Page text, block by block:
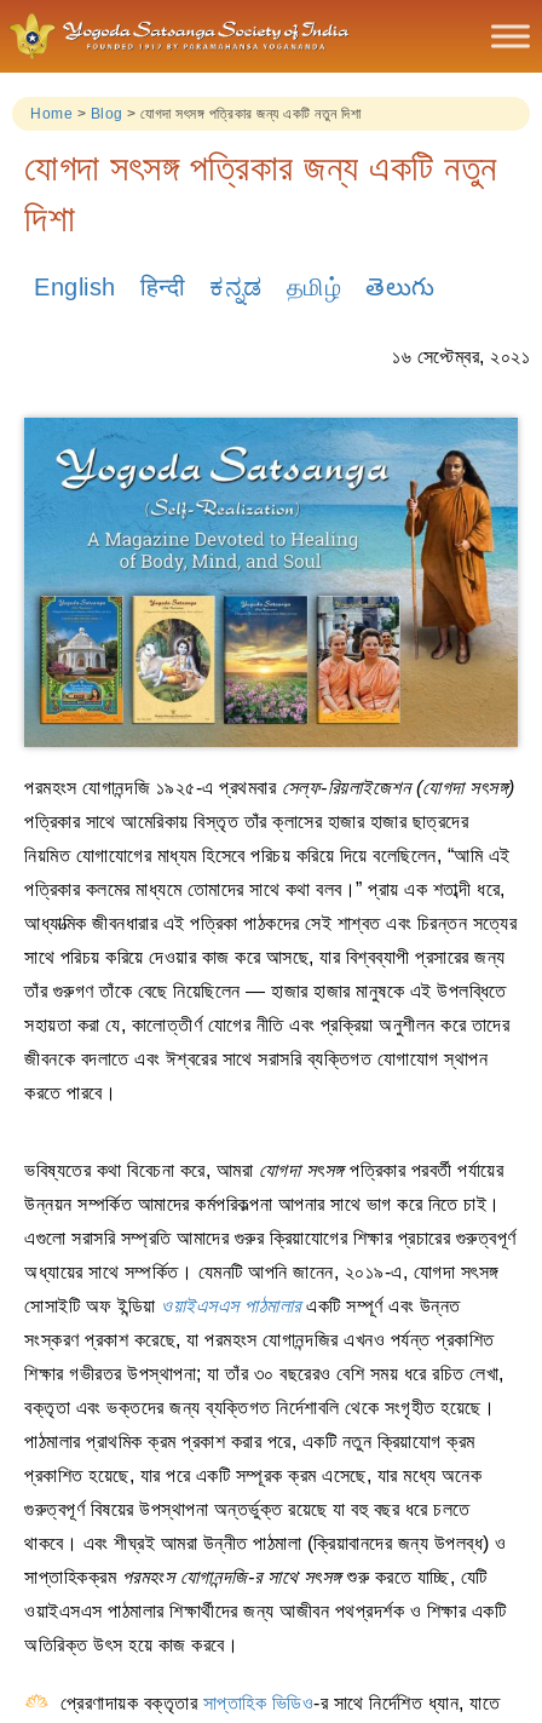
Home > Blog > যোগদা সৎসঙ্গ পত্রিকার জন্য একটি নতুন দিশা
যোগদা সৎসঙ্গ পত্রিকার জন্য একটি নতুন
দিশা
English हिन्दी ಕನ್ನಡ தமிழ் తెలుగు
১৬ সেপ্টেম্বর, ২০২১
পরমহংস যোগানন্দজি ১৯২৫-এ প্রথমবার সেল্ফ-রিয়লাইজেশন (যোগদা সৎসঙ্গ)
পত্রিকার সাথে আমেরিকায় বিস্তৃত তাঁর ক্লাসের হাজার হাজার ছাত্রদের
নিয়মিত যোগাযোগের মাধ্যম হিসেবে পরিচয় করিয়ে দিয়ে বলেছিলেন, “আমি এই
পত্রিকার কলমের মাধ্যমে তোমাদের সাথে কথা বলব।” প্রায় এক শতাব্দী ধরে,
আধ্যাত্মিক জীবনধারার এই পত্রিকা পাঠকদের সেই শাশ্বত এবং চিরন্তন সত্যের
সাথে পরিচয় করিয়ে দেওয়ার কাজ করে আসছে, যার বিশ্বব্যাপী প্রসারের জন্য
তাঁর গুরুগণ তাঁকে বেছে নিয়েছিলেন — হাজার হাজার মানুষকে এই উপলব্ধিতে
সহায়তা করা যে, কালোত্তীর্ণ যোগের নীতি এবং প্রক্রিয়া অনুশীলন করে তাদের
জীবনকে বদলাতে এবং ঈশ্বরের সাথে সরাসরি ব্যক্তিগত যোগাযোগ স্থাপন
করতে পারবে।
ভবিষ্যতের কথা বিবেচনা করে, আমরা যোগদা সৎসঙ্গপত্রিকার পরবর্তী পর্যায়ের
উন্নয়ন সম্পর্কিত আমাদের কর্মপরিকল্পনা আপনার সাথে ভাগ করে নিতে চাই।
এগুলো সরাসরি সম্প্রতি আমাদের গুরুর ক্রিয়াযোগের শিক্ষার প্রচারের গুরুত্বপূর্ণ
অধ্যায়ের সাথে সম্পর্কিত। যেমনটি আপনি জানেন, ২০১৯-এ, যোগদা সৎসঙ্গ
সোসাইটি অফ ইন্ডিয়া ওয়াইএসএস পাঠমালারএকটি সম্পূর্ণ এবং উন্নত
সংস্করণ প্রকাশ করেছে, যা পরমহংস যোগানন্দজির এখনও পর্যন্ত প্রকাশিত
শিক্ষার গভীরতর উপস্থাপনা; যা তাঁর ৩০ বছরেরও বেশি সময় ধরে রচিত লেখা,
বক্তৃতা এবং ভক্তদের জন্য ব্যক্তিগত নির্দেশাবলি থেকে সংগৃহীত হয়েছে।
পাঠমালার প্রাথমিক ক্রম প্রকাশ করার পরে, একটি নতুন ক্রিয়াযোগ ক্রম
প্রকাশিত হয়েছে, যার পরে একটি সম্পূরক ক্রম এসেছে, যার মধ্যে অনেক
গুরুত্বপূর্ণ বিষয়ের উপস্থাপনা অন্তর্ভুক্ত রয়েছে যা বহু বছর ধরে চলতে
থাকবে। এবং শীঘ্রই আমরা উন্নীত পাঠমালা (ক্রিয়াবানদের জন্য উপলব্ধ) ও
সাপ্তাহিকক্রম পরমহংস যোগানন্দজি-র সাথে সৎসঙ্গশুরু করতে যাচ্ছি, যেটি
ওয়াইএসএস পাঠমালার শিক্ষার্থীদের জন্য আজীবন পথপ্রদর্শক ও শিক্ষার একটি
অতিরিক্ত উৎস হয়ে কাজ করবে।
প্রেরণাদায়ক বক্তৃতারসাপ্তাহিক ভিডিও-র সাথে নির্দেশিত ধ্যান, যাতে